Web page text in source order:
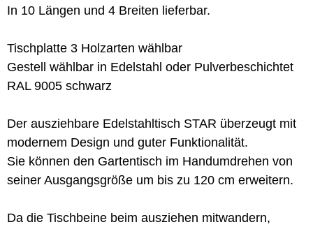
In 10 Längen und 4 Breiten lieferbar.
Tischplatte 3 Holzarten wählbar
Gestell wählbar in Edelstahl oder Pulverbeschichtet
RAL 9005 schwarz
Der ausziehbare Edelstahltisch STAR überzeugt mit
modernem Design und guter Funktionalität.
Sie können den Gartentisch im Handumdrehen von
seiner Ausgangsgröße um bis zu 120 cm erweitern.
Da die Tischbeine beim ausziehen mitwandern,